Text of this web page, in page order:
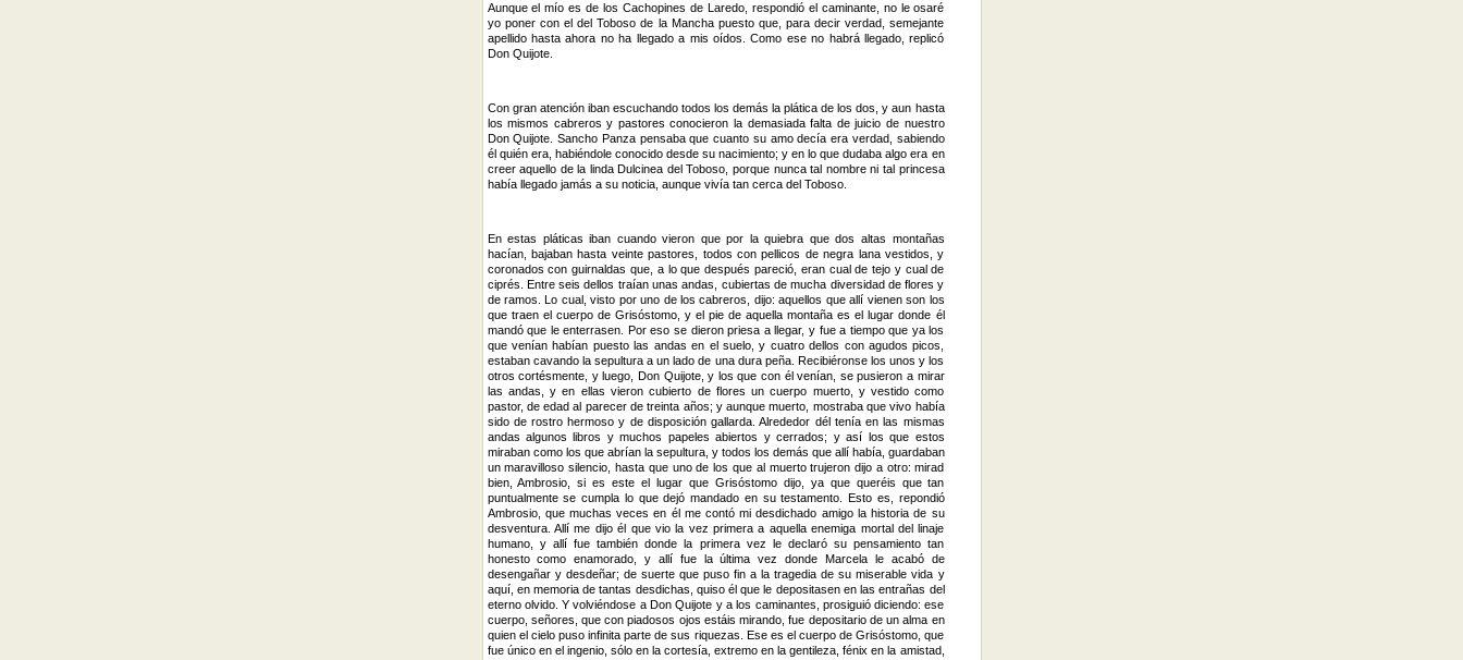
Aunque el mío es de los Cachopines de Laredo, respondió el caminante, no le osaré
yo poner con el del Toboso de la Mancha puesto que, para decir verdad, semejante
apellido hasta ahora no ha llegado a mis oídos. Como ese no habrá llegado, replicó
Don Quijote.
Con gran atención iban escuchando todos los demás la plática de los dos, y aun hasta
los mismos cabreros y pastores conocieron la demasiada falta de juicio de nuestro
Don Quijote. Sancho Panza pensaba que cuanto su amo decía era verdad, sabiendo
él quién era, habiéndole conocido desde su nacimiento; y en lo que dudaba algo era en
creer aquello de la linda Dulcinea del Toboso, porque nunca tal nombre ni tal princesa
había llegado jamás a su noticia, aunque vivía tan cerca del Toboso.
En estas pláticas iban cuando vieron que por la quiebra que dos altas montañas
hacían, bajaban hasta veinte pastores, todos con pellicos de negra lana vestidos, y
coronados con guirnaldas que, a lo que después pareció, eran cual de tejo y cual de
ciprés. Entre seis dellos traían unas andas, cubiertas de mucha diversidad de flores y
de ramos. Lo cual, visto por uno de los cabreros, dijo: aquellos que allí vienen son los
que traen el cuerpo de Grisóstomo, y el pie de aquella montaña es el lugar donde él
mandó que le enterrasen. Por eso se dieron priesa a llegar, y fue a tiempo que ya los
que venían habían puesto las andas en el suelo, y cuatro dellos con agudos picos,
estaban cavando la sepultura a un lado de una dura peña. Recibiéronse los unos y los
otros cortésmente, y luego, Don Quijote, y los que con él venían, se pusieron a mirar
las andas, y en ellas vieron cubierto de flores un cuerpo muerto, y vestido como
pastor, de edad al parecer de treinta años; y aunque muerto, mostraba que vivo había
sido de rostro hermoso y de disposición gallarda. Alrededor dél tenía en las mismas
andas algunos libros y muchos papeles abiertos y cerrados; y así los que estos
miraban como los que abrían la sepultura, y todos los demás que allí había, guardaban
un maravilloso silencio, hasta que uno de los que al muerto trujeron dijo a otro: mirad
bien, Ambrosio, si es este el lugar que Grisóstomo dijo, ya que queréis que tan
puntualmente se cumpla lo que dejó mandado en su testamento. Esto es, repondió
Ambrosio, que muchas veces en él me contó mi desdichado amigo la historia de su
desventura. Allí me dijo él que vio la vez primera a aquella enemiga mortal del linaje
humano, y allí fue también donde la primera vez le declaró su pensamiento tan
honesto como enamorado, y allí fue la última vez donde Marcela le acabó de
desengañar y desdeñar; de suerte que puso fin a la tragedia de su miserable vida y
aquí, en memoria de tantas desdichas, quiso él que le depositasen en las entrañas del
eterno olvido. Y volviéndose a Don Quijote y a los caminantes, prosiguió diciendo: ese
cuerpo, señores, que con piadosos ojos estáis mirando, fue depositario de un alma en
quien el cielo puso infinita parte de sus riquezas. Ese es el cuerpo de Grisóstomo, que
fue único en el ingenio, sólo en la cortesía, extremo en la gentileza, fénix en la amistad,